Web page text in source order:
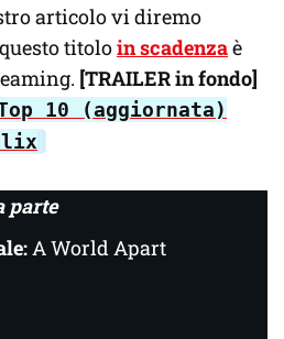
articolo vi diremo
questo titoloin scadenzaè
[TRAILER in fondo]
10 (aggiornata)
parte
A World Apart